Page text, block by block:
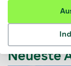
Neueste